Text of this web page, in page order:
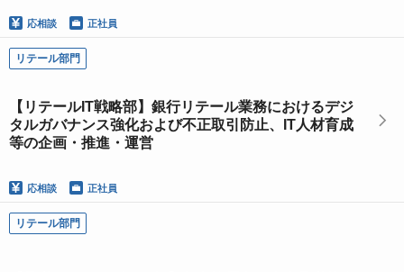
応相談 正社員
リテール部門
【リテールIT戦略部】銀行リテール業務におけるデジ
タルガバナンス強化および不正取引防止、IT人材育成
等の企画・推進・運営
応相談 正社員
リテール部門